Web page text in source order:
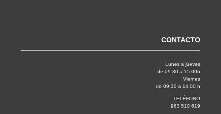
CONTACTO
Lunes a jueves
de 09:30 a 15.00h
Viernes
de 09:30 a 14.00 h
TELÉFONO
963 510 619